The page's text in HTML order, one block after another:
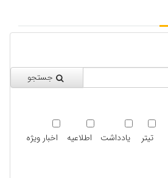
جستجو
تیتر یادداشت اطلاعیه اخبار ویژه